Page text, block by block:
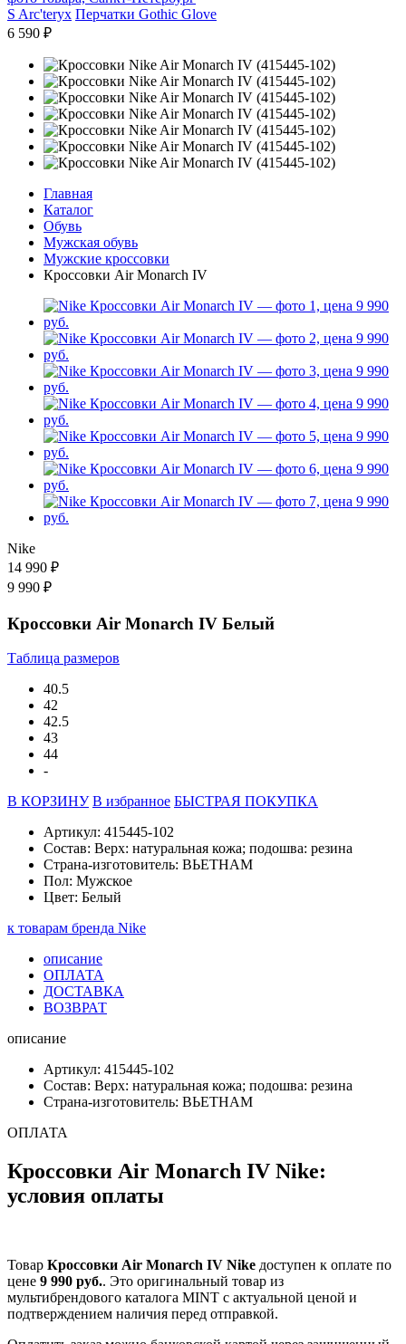
S Arc'teryx Перчатки Gothic Glove
6 590 ₽
Главная
Каталог
Обувь
Мужская обувь
Мужские кроссовки
Кроссовки Air Monarch IV
Nike
14 990 ₽
9 990 ₽
Кроссовки Air Monarch IV Белый
Таблица размеров
40.5
42
42.5
43
44
-
В КОРЗИНУ В избранное БЫСТРАЯ ПОКУПКА
Артикул: 415445-102
Состав: Верх: натуральная кожа; подошва: резина
Страна-изготовитель: ВЬЕТНАМ
Пол: Мужское
Цвет: Белый
к товарам бренда Nike
описание
ОПЛАТА
ДОСТАВКА
ВОЗВРАТ
описание
Артикул: 415445-102
Состав: Верх: натуральная кожа; подошва: резина
Страна-изготовитель: ВЬЕТНАМ
ОПЛАТА
Кроссовки Air Monarch IV Nike:
условия оплаты
Товар Кроссовки Air Monarch IV Nike доступен к оплате по
цене 9 990 руб.. Это оригинальный товар из
мультибрендового каталога MINT с актуальной ценой и
подтверждением наличия перед отправкой.